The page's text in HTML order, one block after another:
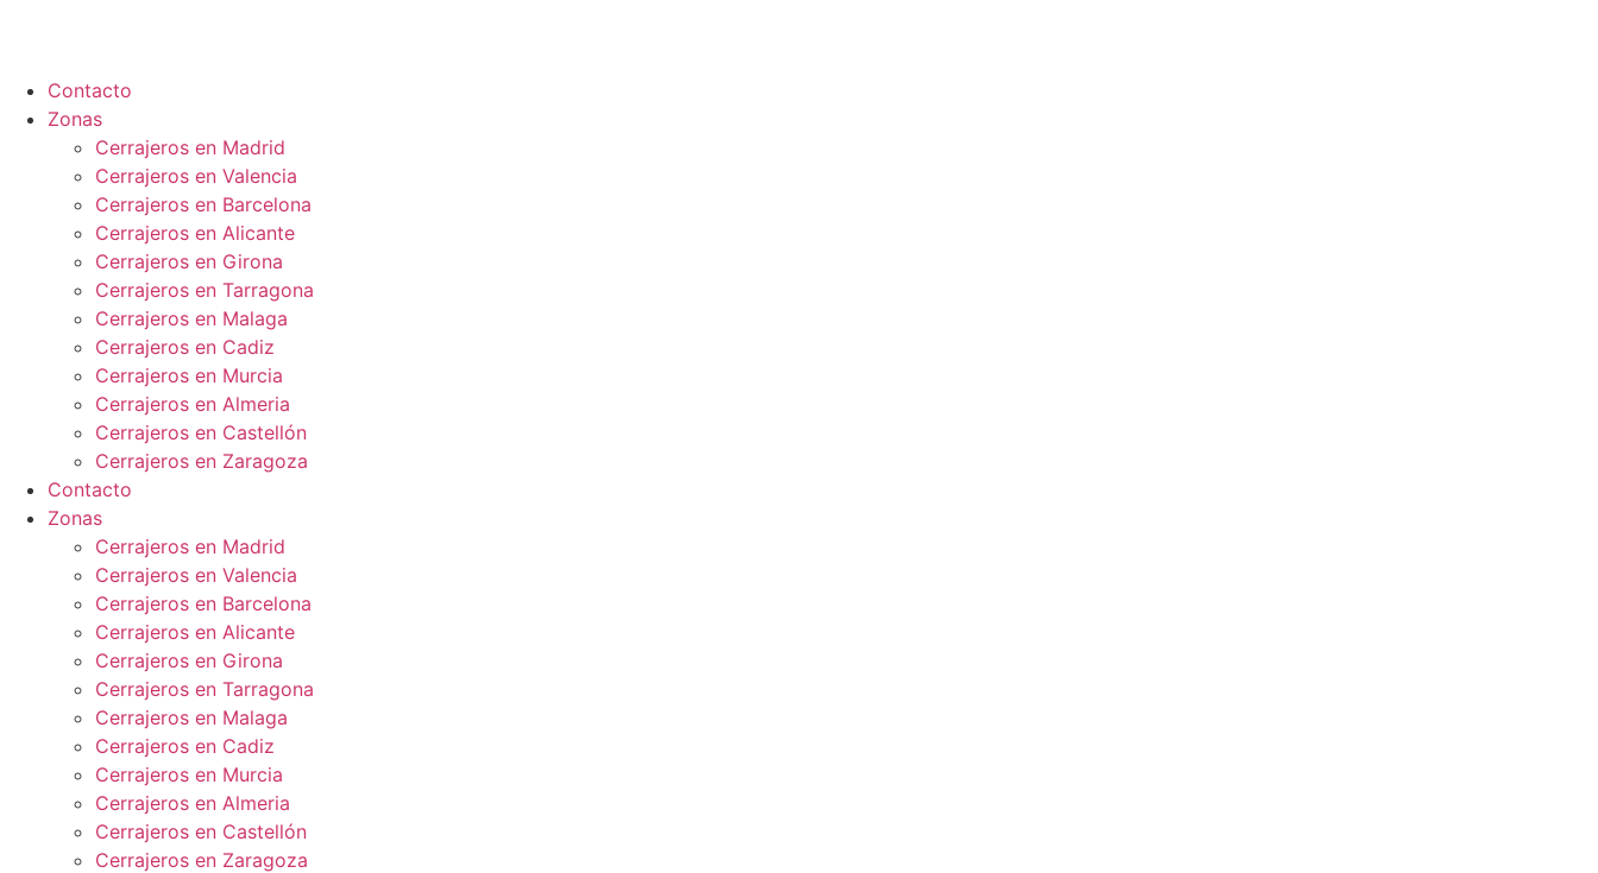
Contacto
Zonas
Cerrajeros en Madrid
Cerrajeros en Valencia
Cerrajeros en Barcelona
Cerrajeros en Alicante
Cerrajeros en Girona
Cerrajeros en Tarragona
Cerrajeros en Malaga
Cerrajeros en Cadiz
Cerrajeros en Murcia
Cerrajeros en Almeria
Cerrajeros en Castellón
Cerrajeros en Zaragoza
Contacto
Zonas
Cerrajeros en Madrid
Cerrajeros en Valencia
Cerrajeros en Barcelona
Cerrajeros en Alicante
Cerrajeros en Girona
Cerrajeros en Tarragona
Cerrajeros en Malaga
Cerrajeros en Cadiz
Cerrajeros en Murcia
Cerrajeros en Almeria
Cerrajeros en Castellón
Cerrajeros en Zaragoza